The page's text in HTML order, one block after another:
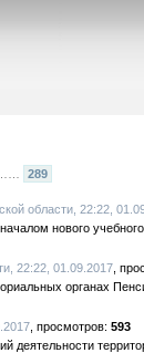
289
области, 22:22,
нового учебного
22:22, 01.09.2017
органах
593
деятельности